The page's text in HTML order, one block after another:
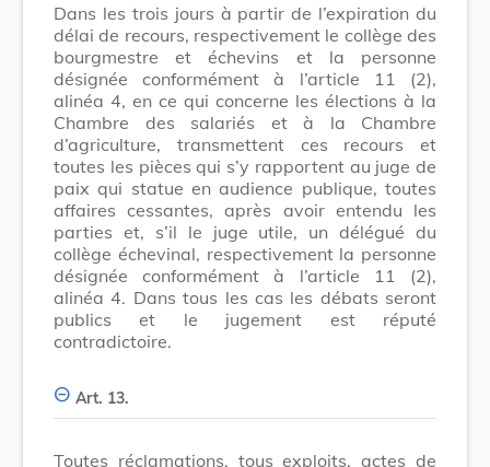
Dans les trois jours à partir de l’expiration du
délai de recours, respectivement le collège des
bourgmestre et échevins et la personne
désignée conformément à l’article 11 (2),
alinéa 4, en ce qui concerne les élections à la
Chambre des salariés et à la Chambre
d’agriculture, transmettent ces recours et
toutes les pièces qui s’y rapportent au juge de
paix qui statue en audience publique, toutes
affaires cessantes, après avoir entendu les
parties et, s’il le juge utile, un délégué du
collège échevinal, respectivement la personne
désignée conformément à l’article 11 (2),
alinéa 4. Dans tous les cas les débats seront
publics et le jugement est réputé
contradictoire.
Art. 13.
Toutes réclamations, tous exploits, actes de